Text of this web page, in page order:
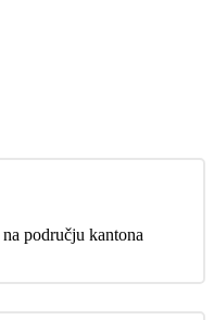
na području kantona